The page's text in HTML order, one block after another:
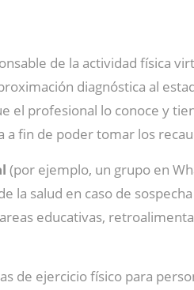
de la actividad física
diagnóstica al
el profesional lo conoce y
fin de poder tomar los
(por ejemplo, un grupo en
salud en caso de
educativas,
ejercicio físico para